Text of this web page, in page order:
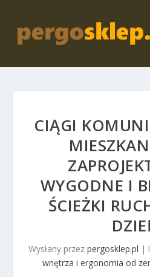
CIĄGI
WYGODNE I
ŚCIEŻKI
Wysłany przez pergosklep.pl |
wnętrza i ergonomia od